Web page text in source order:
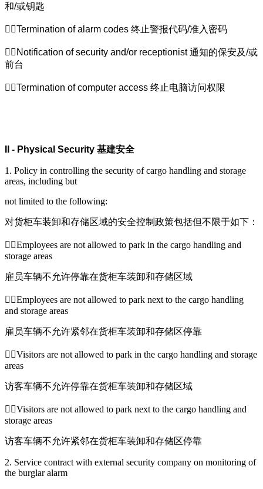
和/或钥匙
Termination of alarm codes 终止警报代码/准入密码
Notification of security and/or receptionist通知的保安及/或
前台
Termination of computer access 终止电脑访问权限
II - Physical Security 基建安全
1. Policy in controlling the security of cargo handling and storage
areas, including but
not limited to the following:
对货柜车装卸和存储区域的安全控制政策包括但不限于如下：
Employees are not allowed to park in the cargo handling and
storage areas
雇员车辆不允许停靠在货柜车装卸和存储区域
Employees are not allowed to park next to the cargo handling
and storage areas
雇员车辆不允许紧邻在货柜车装卸和存储区停靠
Visitors are not allowed to park in the cargo handling and storage
areas
访客车辆不允许停靠在货柜车装卸和存储区域
Visitors are not allowed to park next to the cargo handling and
storage areas
访客车辆不允许紧邻在货柜车装卸和存储区停靠
2. Service contract with external security company on monitoring of
the burglar alarm